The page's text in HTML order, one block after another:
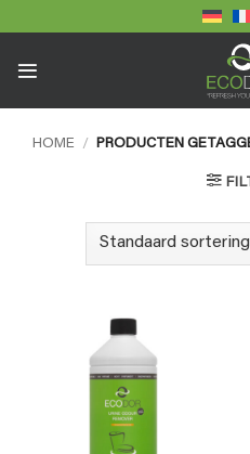
naar
HOME / PRODUCTEN